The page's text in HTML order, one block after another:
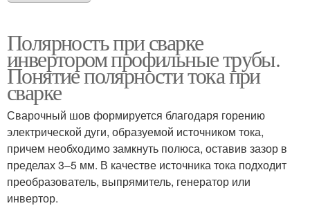
Полярность при сварке
инвертором профильные трубы.
Понятие полярности тока при
сварке
Сварочный шов формируется благодаря горению
электрической дуги, образуемой источником тока,
причем необходимо замкнуть полюса, оставив зазор в
пределах 3–5 мм. В качестве источника тока подходит
преобразователь, выпрямитель, генератор или
инвертор.